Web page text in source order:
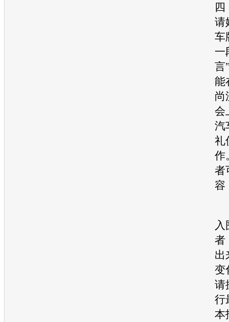
四
请
车
一
言
能
尚
会
汽
礼
作
者
容
入
者
出
变
请
行
本